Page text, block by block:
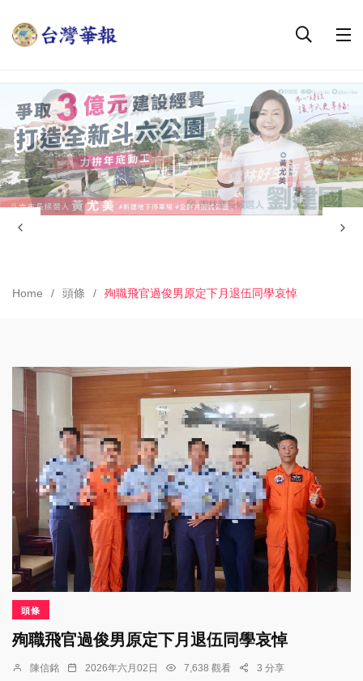
Home 頭條 殉職飛官過俊男原定下月退伍同學哀悼
頭條
殉職飛官過俊男原定下月退伍同學哀悼
陳信銘 2026年六月02日 7,638 觀看 3 分享